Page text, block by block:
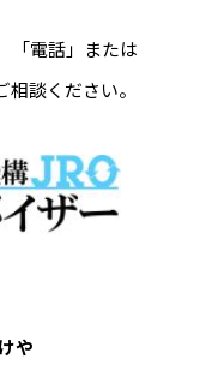
「電話」または
談ください。
や